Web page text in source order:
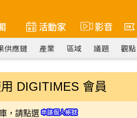
活動家 影音
供應鏈 產業 區域 議題 觀點
DIGITIMES 會員
，請點選